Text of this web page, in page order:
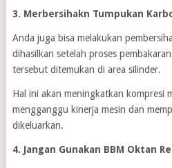
3. Merbersihakn Tumpukan
Anda juga bisa melakukan
dihasilkan setelah proses
tersebut ditemukan di area silinder.
Hal ini akan meningkatkan kompresi
mengganggu kinerja mesin dan
dikeluarkan.
4. Jangan Gunakan BBM Oktan